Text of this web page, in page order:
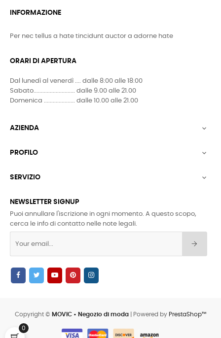
INFORMAZIONE
Per nec tellus a hate tincidunt auctor a adorne hate
ORARI DI APERTURA
Dal lunedì al venerdì .... dalle 8:00 alle 18:00
Sabato............................ dalle 9.00 alle 21.00
Domenica ..................... dalle 10.00 alle 21.00
AZIENDA 
PROFILO 
SERVIZIO 
NEWSLETTER SIGNUP
Puoi annullare l'iscrizione in ogni momento. A questo scopo,
cerca le info di contatto nelle note legali.
Copyright © MOVIC • Negozio di moda | Powered by PrestaShop™
0